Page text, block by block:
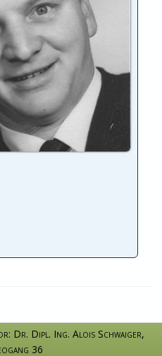
Dr. Dipl. Ing. Alois Schwaiger,
36